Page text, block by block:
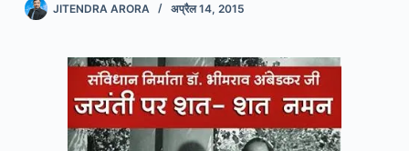
JITENDRA ARORA अप्रैल 14, 2015